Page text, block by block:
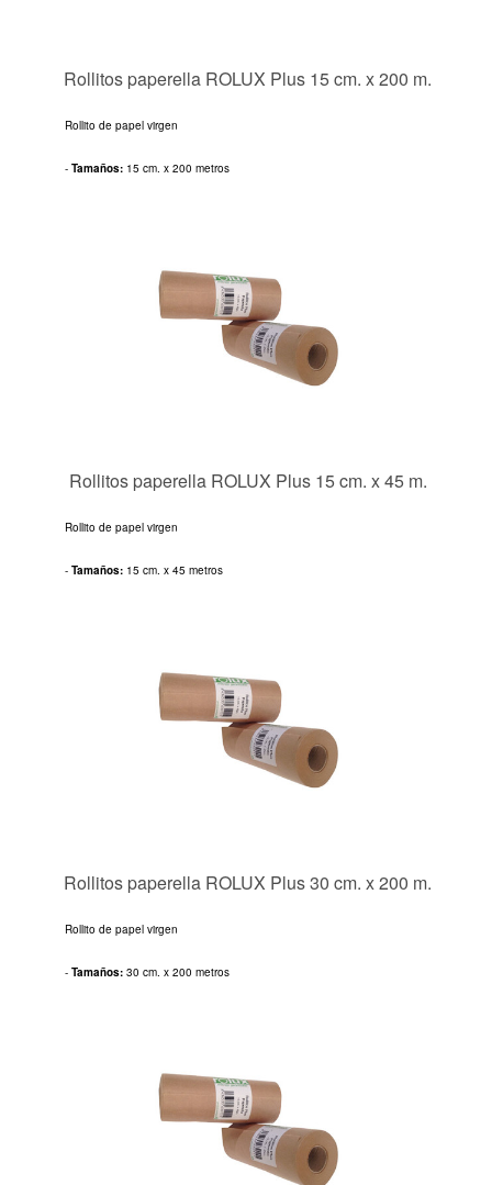
Rollitos paperella ROLUX Plus 15 cm. x 200 m.
Rollito de papel virgen
- Tamaños: 15 cm. x 200 metros
Rollitos paperella ROLUX Plus 15 cm. x 45 m.
Rollito de papel virgen
- Tamaños: 15 cm. x 45 metros
Rollitos paperella ROLUX Plus 30 cm. x 200 m.
Rollito de papel virgen
- Tamaños: 30 cm. x 200 metros